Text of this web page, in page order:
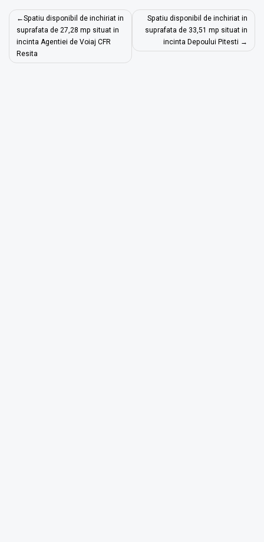
Navigare
în
articole
Spatiu disponibil de inchiriat in
suprafata de 27,28 mp situat in
incinta Agentiei de Voiaj CFR
Resita
Spatiu disponibil de inchiriat in
suprafata de 33,51 mp situat in
incinta Depoului Pitesti